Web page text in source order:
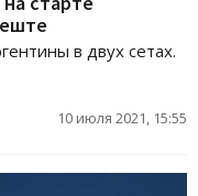
в двух сетах.
10 июля 2021, 15:55